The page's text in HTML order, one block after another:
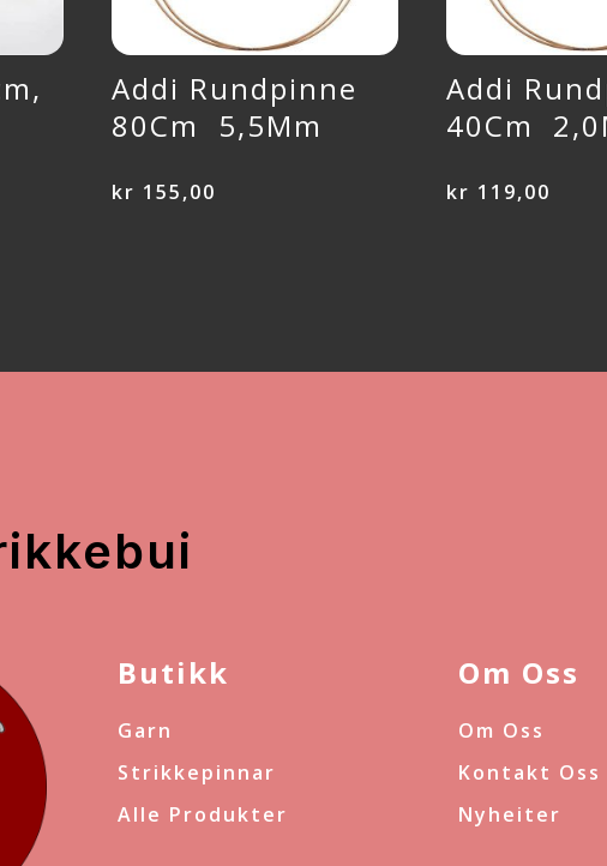
Addi Rundpinne
80Cm 5,5Mm
kr 155,00
Addi
40Cm
kr 119,00
Butikk
Garn
Strikkepinnar
Alle Produkter
Om Oss
Om Oss
Kontakt Oss
Nyheiter